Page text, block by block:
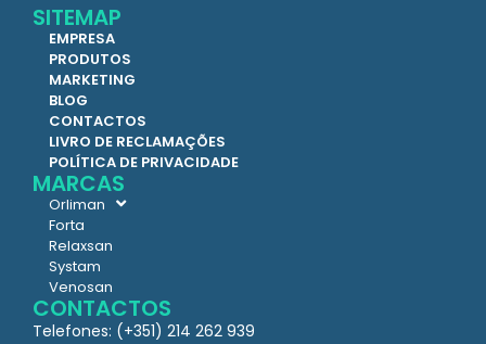
SITEMAP
EMPRESA
PRODUTOS
MARKETING
BLOG
CONTACTOS
LIVRO DE RECLAMAÇÕES
POLÍTICA DE PRIVACIDADE
MARCAS
Orliman
Forta
Relaxsan
Systam
Venosan
CONTACTOS
Telefones: (+351) 214 262 939